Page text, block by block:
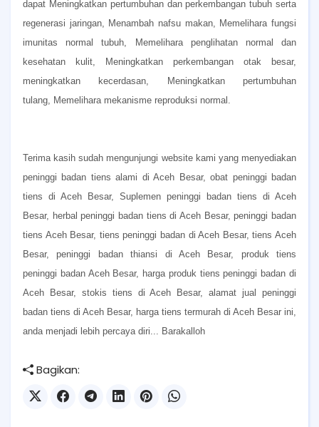
dapat Meningkatkan pertumbuhan dan perkembangan tubuh serta
regenerasi jaringan,
Menambah nafsu makan,
Memelihara fungsi
imunitas normal tubuh,
Memelihara penglihatan normal dan
kesehatan kulit,
Meningkatkan perkembangan otak besar,
meningkatkan kecerdasan,
Meningkatkan pertumbuhan
tulang,
Memelihara mekanisme reproduksi normal.
Terima kasih sudah mengunjungi website kami yang menyediakan
peninggi badan tiens alami di Aceh Besar, obat peninggi badan
tiens di Aceh Besar, Suplemen peninggi badan tiens di Aceh
Besar, herbal peninggi badan tiens di Aceh Besar, peninggi badan
tiens Aceh Besar, tiens peninggi badan di Aceh Besar, tiens Aceh
Besar, peninggi badan thiansi di Aceh Besar, produk tiens
peninggi badan Aceh Besar, harga produk tiens peninggi badan di
Aceh Besar, stokis tiens di Aceh Besar, alamat jual peninggi
badan tiens di Aceh Besar, harga tiens termurah di Aceh Besar ini,
anda menjadi lebih percaya diri... Barakalloh
Bagikan: